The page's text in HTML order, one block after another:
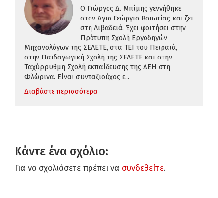
Ο Γιώργος Δ. Μπίμης γεννήθηκε
στον Άγιο Γεώργιο Βοιωτίας και ζει
στη Λιβαδειά. Έχει φοιτήσει στην
Πρότυπη Σχολή Εργοδηγών
Μηχανολόγων της ΣΕΛΕΤΕ, στα ΤΕΙ του Πειραιά,
στην Παιδαγωγική Σχολή της ΣΕΛΕΤΕ και στην
Ταχύρρυθμη Σχολή εκπαίδευσης της ΔΕΗ στη
Φλώρινα. Είναι συνταξιούχος ε...
Διαβάστε περισσότερα
Κάντε ένα σχόλιο:
Για να σχολιάσετε πρέπει να συνδεθείτε.